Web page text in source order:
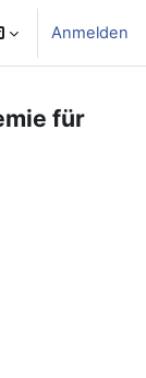
Anmelden
für